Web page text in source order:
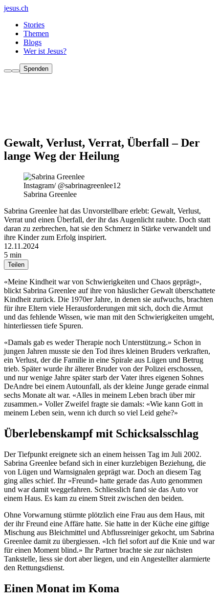
jesus.ch
Stories
Themen
Blogs
Wer ist Jesus?
Spenden
Gewalt, Verlust, Verrat, Überfall – Der
lange Weg der Heilung
Instagram/ @sabrinagreenlee12
Sabrina Greenlee
Sabrina Greenlee hat das Unvorstellbare erlebt: Gewalt, Verlust,
Verrat und einen Überfall, der ihr das Augenlicht raubte. Doch statt
daran zu zerbrechen, hat sie den Schmerz in Stärke verwandelt und
ihre Kinder zum Erfolg inspiriert.
12.11.2024
5 min
Teilen
«Meine Kindheit war von Schwierigkeiten und Chaos geprägt»,
blickt Sabrina Greenlee auf ihre von häuslicher Gewalt überschattete
Kindheit zurück. Die 1970er Jahre, in denen sie aufwuchs, brachten
für ihre Eltern viele Herausforderungen mit sich, doch die Armut
und das fehlende Wissen, wie man mit den Schwierigkeiten umgeht,
hinterliessen tiefe Spuren.
«Damals gab es weder Therapie noch Unterstützung.» Schon in
jungen Jahren musste sie den Tod ihres kleinen Bruders verkraften,
ein Verlust, der die Familie in eine Spirale aus Lügen und Betrug
trieb. Später wurde ihr älterer Bruder von der Polizei erschossen,
und nur wenige Jahre später starb der Vater ihres eigenen Sohnes
DeAndre bei einem Autounfall, als der kleine Junge gerade einmal
sechs Monate alt war. «Alles in meinem Leben brach über mir
zusammen.» Voller Zweifel fragte sie damals: «Wie kann Gott in
meinem Leben sein, wenn ich durch so viel Leid gehe?»
Überlebenskampf mit Schicksalsschlag
Der Tiefpunkt ereignete sich an einem heissen Tag im Juli 2002.
Sabrina Greenlee befand sich in einer kurzlebigen Beziehung, die
von Lügen und Warnsignalen geprägt war. Doch an diesem Tag
ging alles schief. Ihr «Freund» hatte gerade das Auto genommen
und war damit weggefahren. Schliesslich fand sie das Auto vor
einem Haus. Es kam zu einem Streit zwischen den beiden.
Ohne Vorwarnung stürmte plötzlich eine Frau aus dem Haus, mit
der ihr Freund eine Affäre hatte. Sie hatte in der Küche eine giftige
Mischung aus Bleichmittel und Abflussreiniger gekocht, um Sabrina
Greenlee damit zu übergiessen. «Ich fiel sofort auf die Knie und war
für einen Moment blind.» Ihr Partner brachte sie zur nächsten
Tankstelle, liess sie dort aber liegen, und ein Angestellter alarmierte
den Rettungsdienst.
Einen Monat im Koma